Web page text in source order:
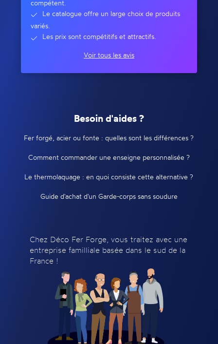
compétent.
Le catalogue offre un large choix de produits
variés.
Les prix sont compétitifs et attractifs.
Voir tous les avis
Besoin d'aides ?
Fer forgé, acier ou fonte : quelles sont les différences ?
Comment commander une enseigne personnalisée ?
Le thermolaquage : en quoi consiste cette alternative ?
Guide d'achat d'un Garde-corps sans soudure
Chez Déco Fer Forge, vous traitez avec une
entreprise familliale basée dans le sud de la
France !